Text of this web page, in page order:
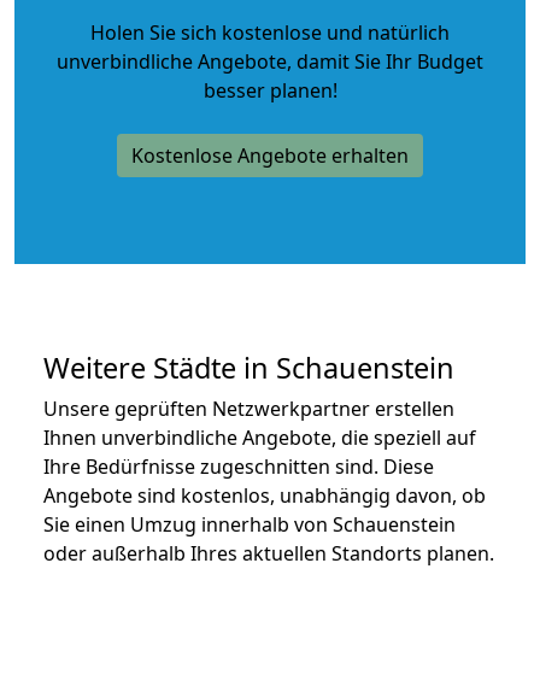
Holen Sie sich kostenlose und natürlich
unverbindliche Angebote, damit Sie Ihr Budget
besser planen!
Kostenlose Angebote erhalten
Weitere Städte in Schauenstein
Unsere geprüften Netzwerkpartner erstellen
Ihnen unverbindliche Angebote, die speziell auf
Ihre Bedürfnisse zugeschnitten sind. Diese
Angebote sind kostenlos, unabhängig davon, ob
Sie einen Umzug innerhalb von Schauenstein
oder außerhalb Ihres aktuellen Standorts planen.